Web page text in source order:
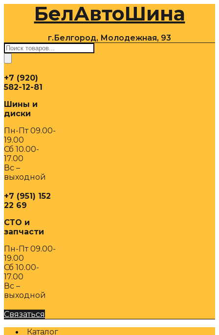
содержимомуБелАвтоШина
г.Белгород, Молодежная, 93
Поиск
товаров
+7 (920)
582-12-81
Шины и
диски
Пн-Пт 09.00-
19.00
Сб 10.00-
17.00
Вс –
выходной
+7 (951) 152
22 69
СТО и
запчасти
Пн-Пт 09.00-
19.00
Сб 10.00-
17.00
Вс –
выходной
Связаться
Каталог